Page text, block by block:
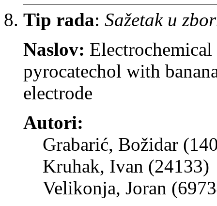
Tip rada: Sažetak u
Naslov:
pyrocatechol with
electrode
Autori:
Grabarić, Božidar
Kruhak, Ivan (24133)
Velikonja, Joran